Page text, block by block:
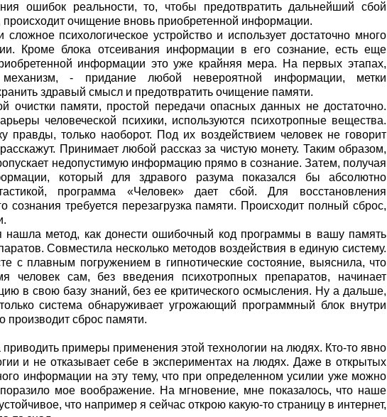
ошибок реальности, то, чтобы предотвратить дальнейший сбой
происходит очищение вновь приобретенной информации.
психологическое устройство и использует достаточно много
Кроме блока отсеивания информации в его сознание, есть еще
информации это уже крайняя мера. На первых этапах,
, - придание любой невероятной информации, метки
здравый смысл и предотвратить очищение памяти.
очистки памяти, простой передачи опасных данных не достаточно.
человеческой психики, используются психотропные вещества.
правды, только наоборот. Под их воздействием человек не говорит
Принимает любой рассказ за чистую монету. Таким образом,
недопустимую информацию прямо в сознание. Затем, получая
который для здравого разума показался бы абсолютно
программа «Человек» дает сбой. Для восстановления
сознания требуется перезагрузка памяти. Происходит полный сброс,
нашла метод, как донести ошибочный код программы в вашу память
Совместила несколько методов воздействия в единую систему.
с плавным погружением в гипнотические состояние, выяснила, что
человек сам, без введения психотропных препаратов, начинает
в свою базу знаний, без ее критического осмысления. Ну а дальше,
система обнаруживает угрожающий программный блок внутри
производит сброс памяти.
примеры применения этой технологии на людях. Кто-то явно
и не отказывает себе в экспериментах на людях. Даже в открытых
информации на эту тему, что при определенном усилии уже можно
поразило мое воображение. На мгновение, мне показалось, что наше
что например я сейчас открою какую-то страницу в интернет,